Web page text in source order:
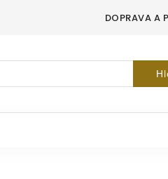
DOPRAVA A